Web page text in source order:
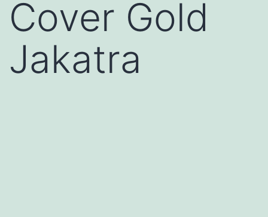
Cover Gold
Jakatra